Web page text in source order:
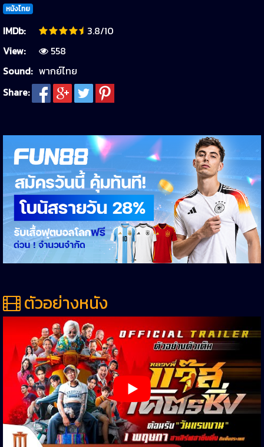
หนังไทย
IMDb:
3.8/10
View:
558
Sound: พากย์ไทย
Share:
ตัวอย่างหนัง